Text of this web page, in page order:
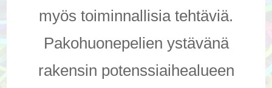
myös toiminnallisia tehtäviä.
Pakohuonepelien ystävänä
rakensin potenssiaihealueen